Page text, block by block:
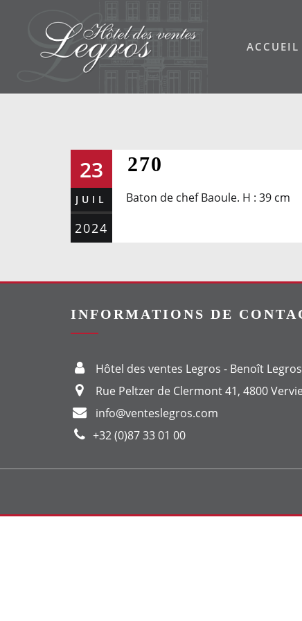
ACCUEIL
23
JUIL
2024
270
Baton de chef Baoule. H : 39 cm
INFORMATIONS DE
Hôtel des ventes Legros - Benoît Legros
Rue Peltzer de Clermont 41, 4800
info@venteslegros.com
+32 (0)87 33 01 00